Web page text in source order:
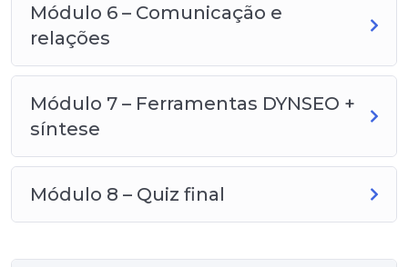
Módulo 6 – Comunicação e
relações
Módulo 7 – Ferramentas DYNSEO +
síntese
Módulo 8 – Quiz final